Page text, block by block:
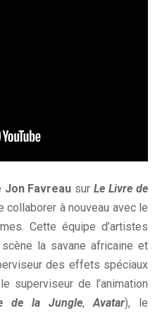
Jon Favreau sur Le Livre de
collaborer à nouveau avec le
Cette équipe d’artistes
la savane africaine et
des effets spéciaux
superviseur de l’animation
de la Jungle, Avatar), le